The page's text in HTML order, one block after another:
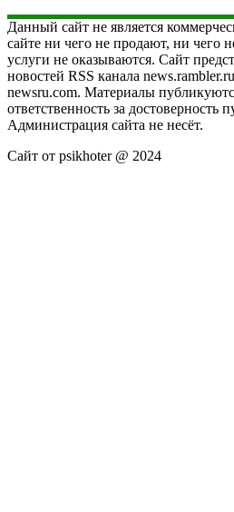
Данный сайт не является
сайте ни чего не продают, ни чего
услуги не оказываются. Сайт
новостей RSS канала
newsru.com. Материалы
ответственность за достоверность
Администрация сайта не несёт.
Сайт от psikhoter @ 2024